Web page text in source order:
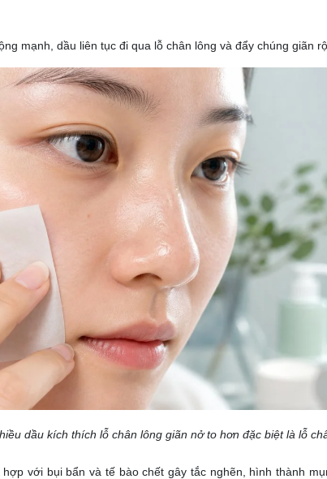
mạnh, dầu liên tục đi qua lỗ chân lông và đẩy chúng giãn
dầu kích thích lỗ chân lông giãn nở to hơn đặc biệt là lỗ
với bụi bẩn và tế bào chết gây tắc nghẽn, hình thành